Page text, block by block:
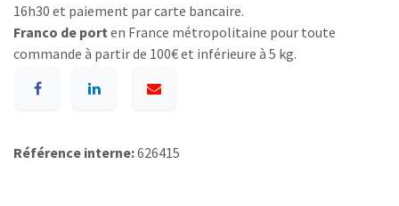
16h30 et paiement par carte bancaire.
Franco de port en France métropolitaine pour toute
commande à partir de 100€ et inférieure à 5 kg.
Référence interne:626415